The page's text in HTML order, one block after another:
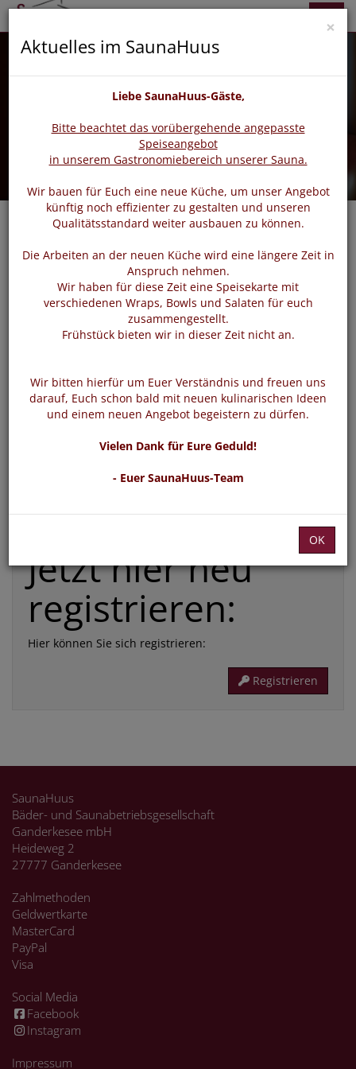
zurück
Login
Bitte loggen Sie sich mit dem untenstehenden Formular
Die mit * gekennzeichneten Felder sind Pflichtfelder
Passwort vergessen Login
Jetzt hier neu
registrieren:
Hier können Sie sich registrieren:
Registrieren
SaunaHuus
Bäder- und Saunabetriebsgesellschaft
Ganderkesee mbH
Heideweg 2
27777 Ganderkesee
Zahlmethoden
Geldwertkarte
MasterCard
PayPal
Visa
Social Media
Facebook
Instagram
Impressum
×
Aktuelles im SaunaHuus
Liebe SaunaHuus-Gäste,
Bitte beachtet das vorübergehende angepasste
Speiseangebot
in unserem Gastronomiebereich unserer Sauna.
Wir bauen für Euch eine neue Küche, um unser Angebot
künftig noch effizienter zu gestalten und unseren
Qualitätsstandard weiter ausbauen zu können.
Die Arbeiten an der neuen Küche wird eine längere Zeit in
Anspruch nehmen.
Wir haben für diese Zeit eine Speisekarte mit
verschiedenen Wraps, Bowls und Salaten für euch
zusammengestellt.
Frühstück bieten wir in dieser Zeit nicht an.
Wir bitten hierfür um Euer Verständnis und freuen uns
darauf, Euch schon bald mit neuen kulinarischen Ideen
und einem neuen Angebot begeistern zu dürfen.
Vielen Dank für Eure Geduld!
- Euer SaunaHuus-Team
OK